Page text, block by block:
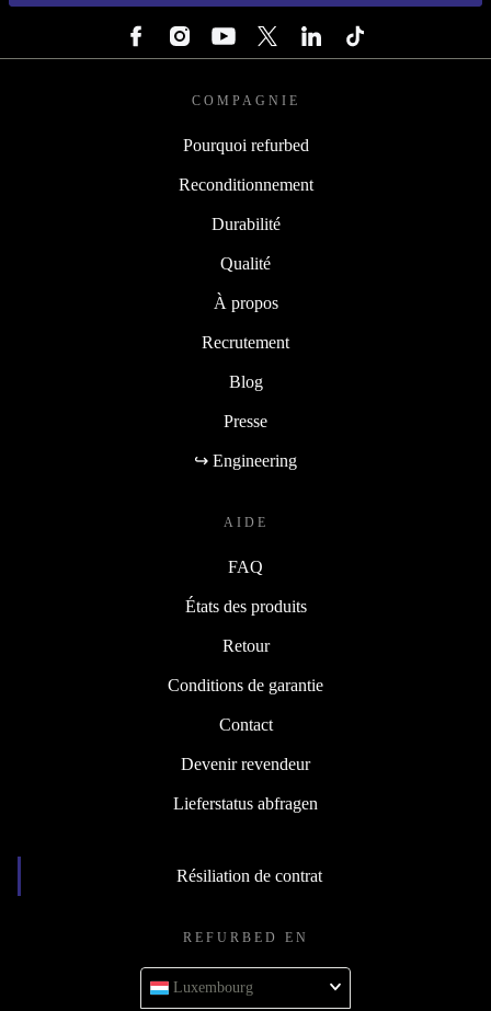
COMPAGNIE
Pourquoi refurbed
Reconditionnement
Durabilité
Qualité
À propos
Recrutement
Blog
Presse
↪ Engineering
AIDE
FAQ
États des produits
Retour
Conditions de garantie
Contact
Devenir revendeur
Lieferstatus abfragen
Résiliation de contrat
REFURBED EN
Luxembourg